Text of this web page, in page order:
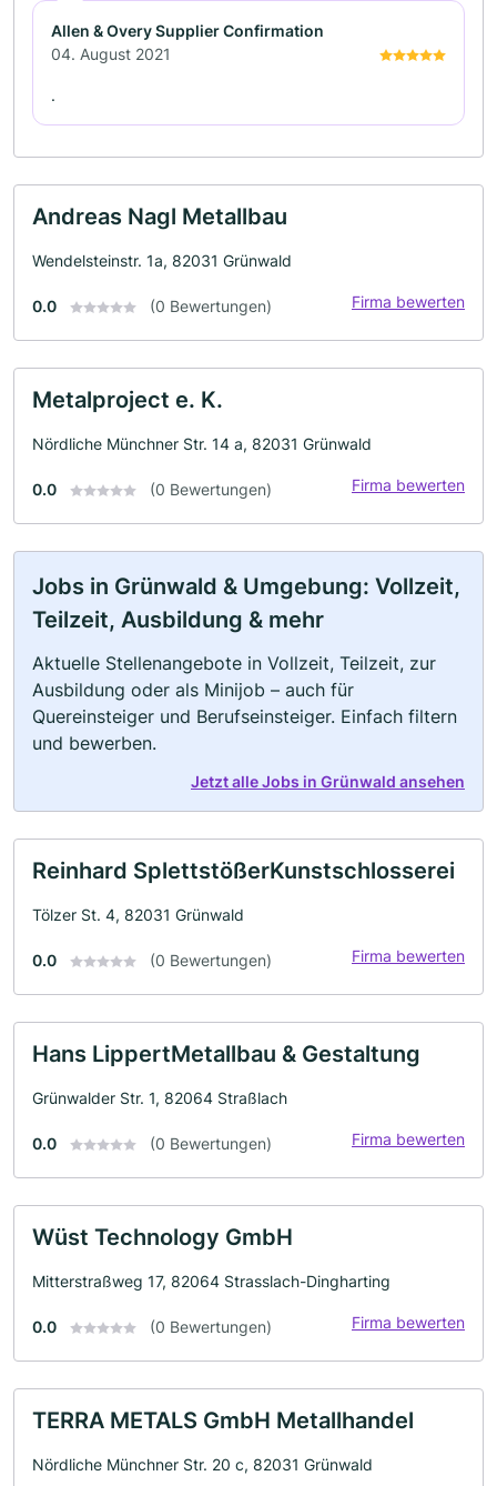
Allen & Overy Supplier Confirmation
04. August 2021
.
Andreas Nagl Metallbau
Wendelsteinstr. 1a, 82031 Grünwald
0.0 (0 Bewertungen) Firma bewerten
Metalproject e. K.
Nördliche Münchner Str. 14 a, 82031 Grünwald
0.0 (0 Bewertungen) Firma bewerten
Jobs in Grünwald & Umgebung: Vollzeit,
Teilzeit, Ausbildung & mehr
Aktuelle Stellenangebote in Vollzeit, Teilzeit, zur
Ausbildung oder als Minijob – auch für
Quereinsteiger und Berufseinsteiger. Einfach filtern
und bewerben.
Jetzt alle Jobs in Grünwald ansehen
Reinhard SplettstößerKunstschlosserei
Tölzer St. 4, 82031 Grünwald
0.0 (0 Bewertungen) Firma bewerten
Hans LippertMetallbau & Gestaltung
Grünwalder Str. 1, 82064 Straßlach
0.0 (0 Bewertungen) Firma bewerten
Wüst Technology GmbH
Mitterstraßweg 17, 82064 Strasslach-Dingharting
0.0 (0 Bewertungen) Firma bewerten
TERRA METALS GmbH Metallhandel
Nördliche Münchner Str. 20 c, 82031 Grünwald